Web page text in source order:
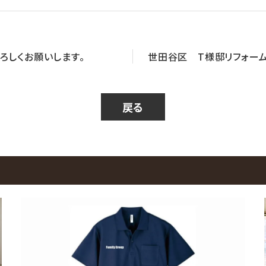
くお願いします。 世田谷区 T様邸リフォー
戻る